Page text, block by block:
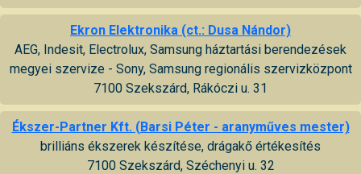
Ekron Elektronika (ct.: Dusa Nándor)
AEG, Indesit, Electrolux, Samsung háztartási berendezések
megyei szervize - Sony, Samsung regionális szervizközpont
7100 Szekszárd, Rákóczi u. 31
Ékszer-Partner Kft. (Barsi Péter - aranyműves mester)
brilliáns ékszerek készítése, drágakő értékesítés
7100 Szekszárd, Széchenyi u. 32